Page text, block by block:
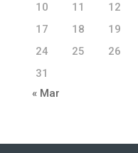
10
11 12
17
18 19
24
25 26
31
« Mar